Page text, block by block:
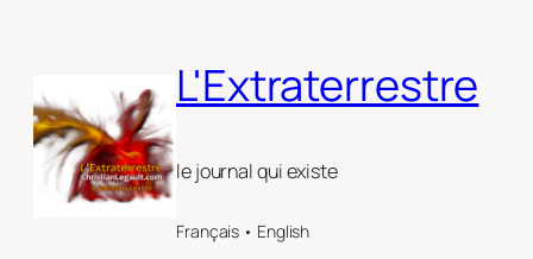
L'Extraterrestre
le journal qui existe
Français • English